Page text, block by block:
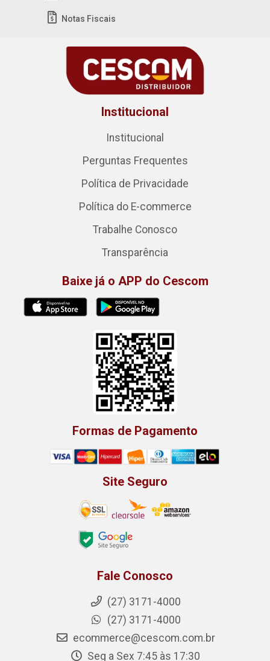
Notas Fiscais
Institucional
Institucional
Perguntas Frequentes
Política de Privacidade
Política do E-commerce
Trabalhe Conosco
Transparência
Baixe já o APP do Cescom
Formas de Pagamento
Site Seguro
Fale Conosco
(27) 3171-4000
(27) 3171-4000
ecommerce@cescom.com.br
Seg a Sex 7:45 às 17:30